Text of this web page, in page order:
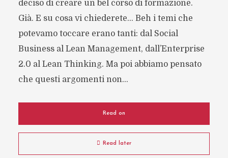
deciso di creare un bel corso di formazione.
Già. E su cosa vi chiederete… Beh i temi che
potevamo toccare erano tanti: dal Social
Business al Lean Management, dall’Enterprise
2.0 al Lean Thinking. Ma poi abbiamo pensato
che questi argomenti non...
Read on
Read later